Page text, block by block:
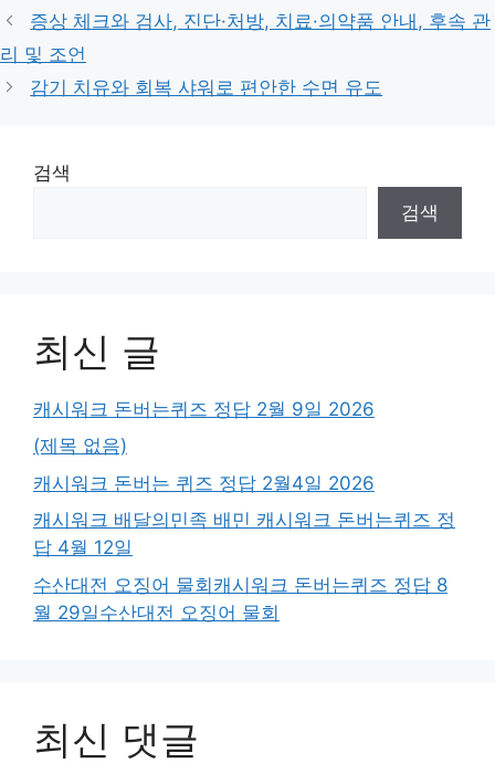
증상 체크와 검사, 진단·처방, 치료·의약품 안내, 후속 관
리 및 조언
감기 치유와 회복 샤워로 편안한 수면 유도
검색
검색
최신 글
캐시워크 돈버는퀴즈 정답 2월 9일 2026
(제목 없음)
캐시워크 돈버는 퀴즈 정답 2월4일 2026
캐시워크 배달의민족 배민 캐시워크 돈버는퀴즈 정
답 4월 12일
수산대전 오징어 물회캐시워크 돈버는퀴즈 정답 8
월 29일수산대전 오징어 물회
최신 댓글